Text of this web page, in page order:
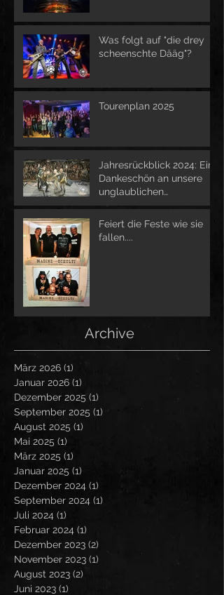
Was folgt auf "die drey
scheenschte Dääg"?
Tourenplan 2025
Jahresrückblick 2024: Ein
Dankeschön an unsere
unglaublichen
Unterstützer
Feiert die Feste wie sie
fallen....
Archive
März 2026 (1)
Januar 2026 (1)
Dezember 2025 (1)
September 2025 (1)
August 2025 (1)
Mai 2025 (1)
März 2025 (1)
Januar 2025 (1)
Dezember 2024 (1)
September 2024 (1)
Juli 2024 (1)
Februar 2024 (1)
Dezember 2023 (2)
November 2023 (1)
August 2023 (2)
Juni 2023 (1)